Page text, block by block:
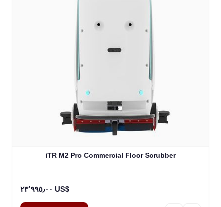
iTR M2 Pro Commercial Floor Scrubber
٢٣٬٩٩٥٫٠٠ US$